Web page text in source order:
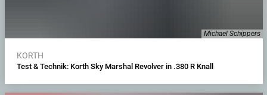
Michael Schippers
KORTH
Test & Technik: Korth Sky Marshal Revolver in .380 R Knall